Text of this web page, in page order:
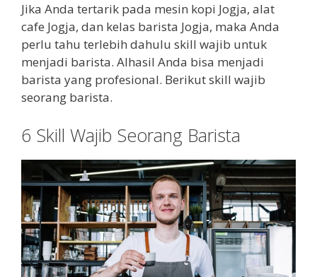
Jika Anda tertarik pada mesin kopi Jogja, alat
cafe Jogja, dan kelas barista Jogja, maka Anda
perlu tahu terlebih dahulu skill wajib untuk
menjadi barista. Alhasil Anda bisa menjadi
barista yang profesional. Berikut skill wajib
seorang barista.
6 Skill Wajib Seorang Barista